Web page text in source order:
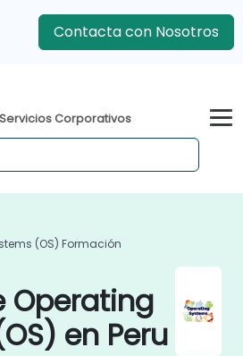
Contacta con Nosotros
Servicios Corporativos
(OS) Formación
Operating
en Peru